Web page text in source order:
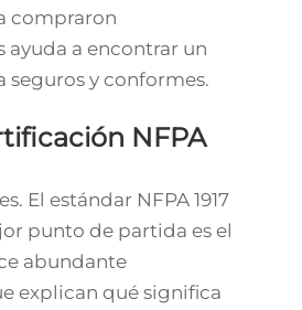
compraron
a encontrar un
seguros y conformes.
NFPA
El estándar NFPA 1917
punto de partida es el
abundante
explican qué significa